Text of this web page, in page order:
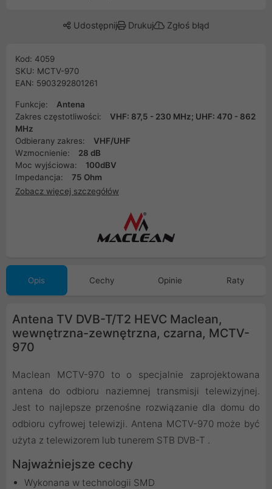
Udostępnij Drukuj Zgłoś błąd
Kod: 4059
SKU: MCTV-970
EAN: 5903292801261
Funkcje:
Antena
Zakres częstotliwości:
VHF: 87,5 - 230 MHz; UHF: 470 - 862
MHz
Odbierany zakres:
VHF/UHF
Wzmocnienie:
28 dB
Moc wyjściowa:
100dBV
Impedancja:
75 Ohm
Zobacz więcej szczegółów
Opis Cechy Opinie Raty
Antena TV DVB-T/T2 HEVC Maclean,
wewnętrzna-zewnętrzna, czarna, MCTV-
970
Maclean MCTV-970 to o specjalnie zaprojektowana
antena do odbioru naziemnej transmisji telewizyjnej.
Jest to najlepsze przenośne rozwiązanie dla domu do
odbioru cyfrowej telewizji. Antena MCTV-970 może być
użyta z telewizorem lub tunerem STB DVB-T .
Najważniejsze cechy
Wykonana w technologii SMD